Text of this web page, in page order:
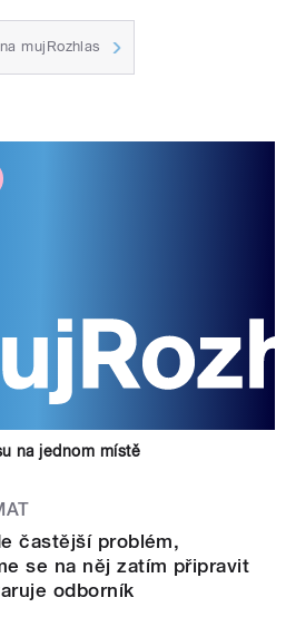
mujRozhlas
na jednom místě
častější problém,
se na něj zatím připravit
odborník